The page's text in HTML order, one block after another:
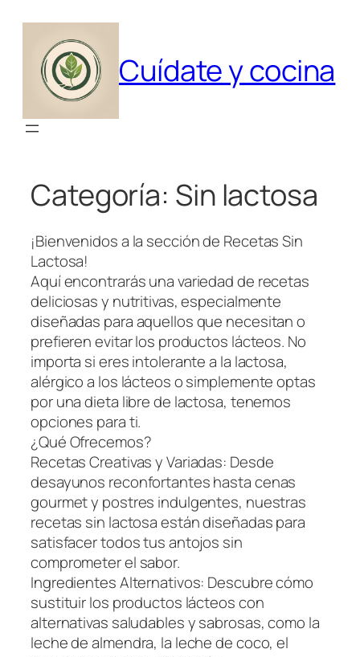
contenido
Cuídate y cocina
Categoría: Sin lactosa
¡Bienvenidos a la sección de Recetas Sin
Lactosa!
Aquí encontrarás una variedad de recetas
deliciosas y nutritivas, especialmente
diseñadas para aquellos que necesitan o
prefieren evitar los productos lácteos. No
importa si eres intolerante a la lactosa,
alérgico a los lácteos o simplemente optas
por una dieta libre de lactosa, tenemos
opciones para ti.
¿Qué Ofrecemos?
Recetas Creativas y Variadas: Desde
desayunos reconfortantes hasta cenas
gourmet y postres indulgentes, nuestras
recetas sin lactosa están diseñadas para
satisfacer todos tus antojos sin
comprometer el sabor.
Ingredientes Alternativos: Descubre cómo
sustituir los productos lácteos con
alternativas saludables y sabrosas, como la
leche de almendra, la leche de coco, el